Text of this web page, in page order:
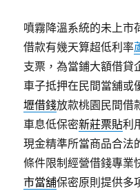
噴霧降溫系統的未上市
借款有幾天算超低利率
支票，為當鋪大額借貸
車子抵押在民間當舖或
壢借錢放款桃園民間借
車息低保密新莊票貼利
現金精準所當商品合法
條件限制經營借錢專業
市當舖保密原則提供多